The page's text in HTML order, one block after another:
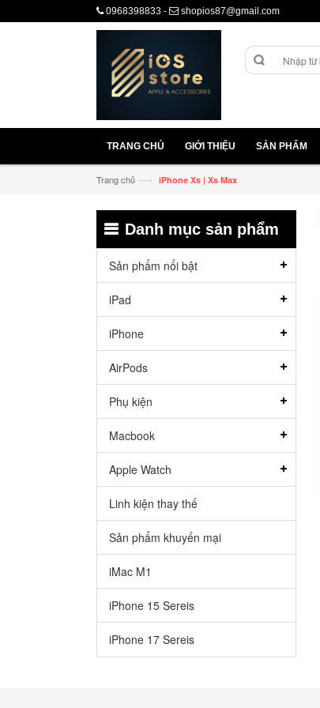
0968398833 - shopios87@gmail.com
TRANG CHỦ GIỚI THIỆU SẢN PHẨM
Trang chủ —› iPhone Xs | Xs Max
Danh mục sản phẩm
Sản phẩm nổi bật
iPad
iPhone
AirPods
Phụ kiện
Macbook
Apple Watch
Linh kiện thay thế
Sản phẩm khuyến mại
iMac M1
iPhone 15 Sereis
iPhone 17 Sereis